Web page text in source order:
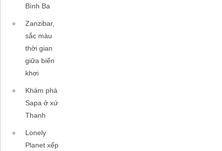
Bình Ba
Zanzibar,
sắc màu
thời gian
giữa biển
khơi
Khám phá
Sapa ở xứ
Thanh
Lonely
Planet xếp